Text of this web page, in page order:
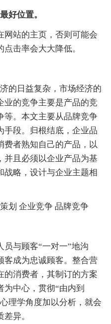
好位置。
站的主页，否则可能会
击率会大大降低。
日益复杂，市场经济的
业的竞争主要是产品的竞
等。本文主要从品牌竞争
手段。归根结底，企业品
费者熟知自己的产品，以
并且必须以企业产品为基
战略，设计与企业主题相
企业竞争 品牌竞争
与顾客“一对一”地沟
客成为忠诚顾客。整合营
的消费者，其制订的方案
中心，贯彻“由内到
理学角度加以分析，就会
异。